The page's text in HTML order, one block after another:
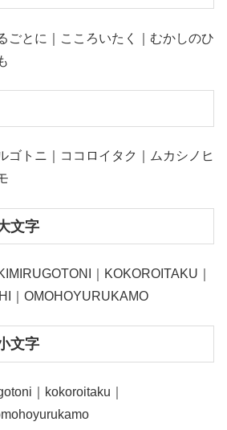
ごとに｜こころいたく｜むかしのひ
ゴトニ｜ココロイタク｜ムカシノヒ
文字
｜KOKOROITAKU｜
｜OMOHOYURUKAMO
文字
｜kokoroitaku｜